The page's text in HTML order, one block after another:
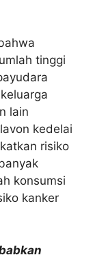
tinggi
lain
kedelai
risiko
konsumsi
kanker